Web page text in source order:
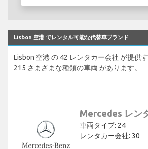
Lisbon 空港 でレンタル可能な代替車ブランド
Lisbon 空港 の 42 レンタカー会社 が提供
215 さまざまな種類の車両 があります。
Mercedes レン
車両タイプ: 24
レンタカー会社: 30